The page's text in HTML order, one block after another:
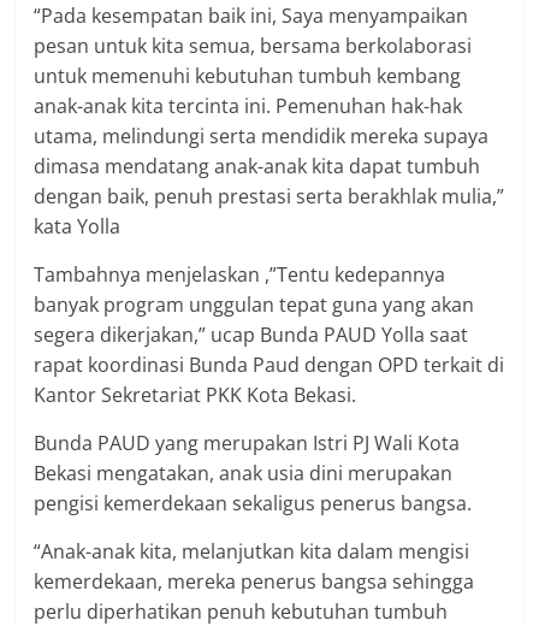
“Pada kesempatan baik ini, Saya menyampaikan
pesan untuk kita semua, bersama berkolaborasi
untuk memenuhi kebutuhan tumbuh kembang
anak-anak kita tercinta ini. Pemenuhan hak-hak
utama, melindungi serta mendidik mereka supaya
dimasa mendatang anak-anak kita dapat tumbuh
dengan baik, penuh prestasi serta berakhlak mulia,”
kata Yolla
Tambahnya menjelaskan ,”Tentu kedepannya
banyak program unggulan tepat guna yang akan
segera dikerjakan,” ucap Bunda PAUD Yolla saat
rapat koordinasi Bunda Paud dengan OPD terkait di
Kantor Sekretariat PKK Kota Bekasi.
Bunda PAUD yang merupakan Istri PJ Wali Kota
Bekasi mengatakan, anak usia dini merupakan
pengisi kemerdekaan sekaligus penerus bangsa.
“Anak-anak kita, melanjutkan kita dalam mengisi
kemerdekaan, mereka penerus bangsa sehingga
perlu diperhatikan penuh kebutuhan tumbuh